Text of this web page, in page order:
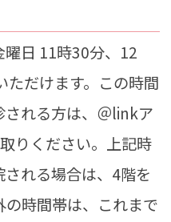
日 11時30分、12
ただけます。​この時間
される方は、＠linkア
りください。​ 上記時
れる場合は、4階を
時間帯は、これまで